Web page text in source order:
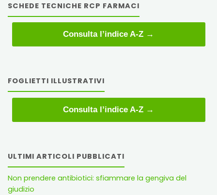
SCHEDE TECNICHE RCP FARMACI
Consulta l’indice A-Z →
FOGLIETTI ILLUSTRATIVI
Consulta l’indice A-Z →
ULTIMI ARTICOLI PUBBLICATI
Non prendere antibiotici: sfiammare la gengiva del
giudizio